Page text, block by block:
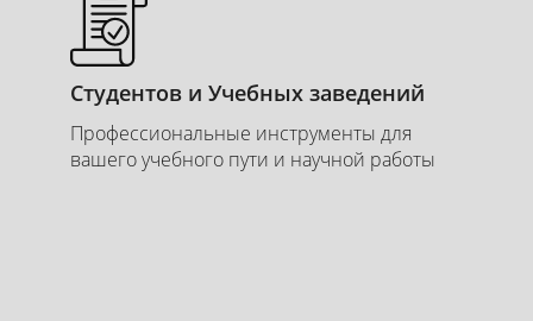
Студентов и Учебных заведений
Профессиональные инструменты для
вашего учебного пути и научной работы